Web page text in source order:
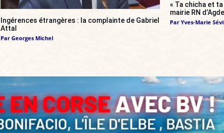
Ingérences étrangères : la complainte de Gabriel
Attal
Par Georges Michel
« Ta chicha et ta
mairie RN
Par Yves-Marie